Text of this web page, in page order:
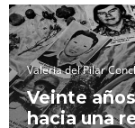
Valeria del Pilar
Veinte
hacia una